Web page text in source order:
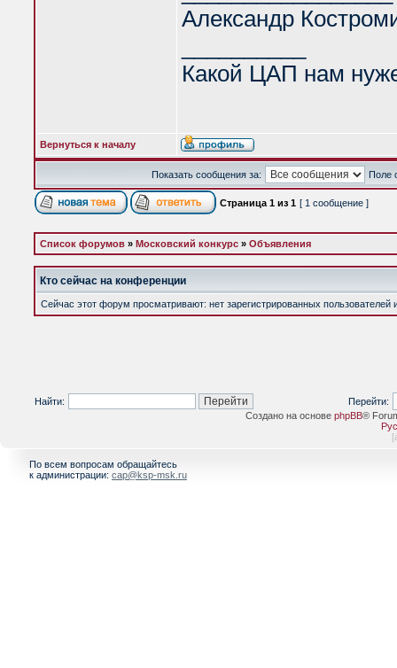
Александр
Какой ЦАП нам
Вернуться к началу
Показать сообщения за: Поле
Страница 1 из 1 [ 1 сообщение ]
Список форумов » Московский конкурс » Объявления
Кто сейчас на конференции
Сейчас этот форум просматривают: нет зарегистрированных пользователей
Найти:
Перейти:
Создано на основе phpBB®
[
По всем вопросам обращайтесь
к администрации: cap@ksp-msk.ru